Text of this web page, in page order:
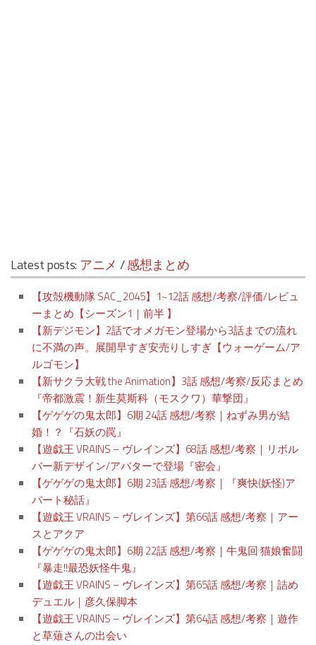
Latest posts: アニメ /感想まとめ
【攻殻機動隊 SAC_2045】1~12話 感想/考察/評価/レビュ
ーまとめ【シーズン1｜前半 】
【新デジモン】2話でオメガモン登場から3話までの流れ
に不満の声。展開早すぎ安売りしすぎ【ウォーゲーム/ア
ルゴモン】
【新サクラ大戦 the Animation】3話 感想/考察/反応まとめ
『帝都激震！新生莫斯科（モスクワ）華撃団』
【ゲゲゲの鬼太郎】6期 24話 感想/考察｜ねずみ男が結
婚！？『石妖の罠』
【遊戯王 VRAINS – ヴレインズ】68話 感想/考察｜リボル
バー新デザイン/アバターで登場『密会』
【ゲゲゲの鬼太郎】6期 23話 感想/考察｜『爽快(妖怪)ア
パート秘話』
【遊戯王 VRAINS – ヴレインズ】第66話 感想/考察｜アー
スとアクア
【ゲゲゲの鬼太郎】6期 22話 感想/考察｜牛鬼回 猫娘奮闘
『暴走!!最恐妖怪牛鬼』
【遊戯王 VRAINS – ヴレインズ】第65話 感想/考察｜詰め
デュエル｜彦久保脚本
【遊戯王 VRAINS – ヴレインズ】第64話 感想/考察｜遊作
と草薙さんの出会い